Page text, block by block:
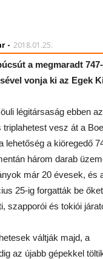
- 2018.01.25.
a megmaradt
vonja ki az Egek
légitársaság ebben az
vesz át a
lehetőség a kiöregedő
három darab
már 20 évesek, és
25-ig forgatták be
szapporói és tokiói
váltják majd, a
az újabb gépekkel